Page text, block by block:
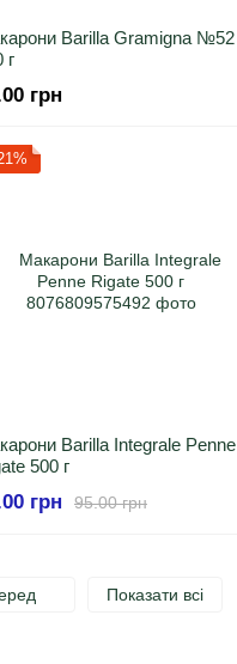
Barilla Gramigna №52
г
грн
Barilla Integrale Penne
500 г
95.00 грн
грн
Показати всі